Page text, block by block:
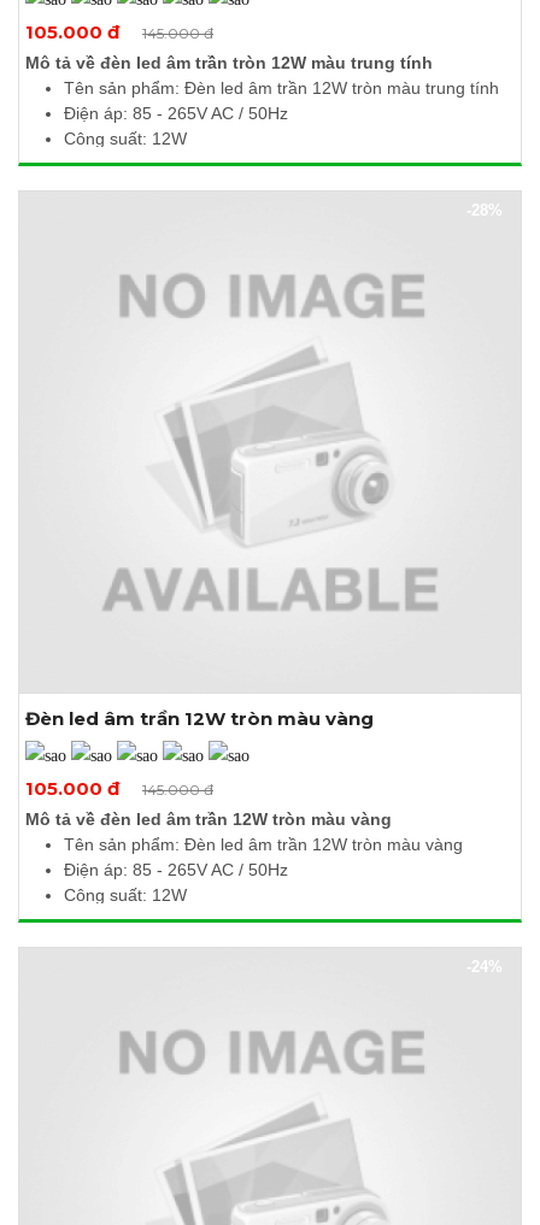
Xem thêm ảnh
105.000 đ 145.000 đ
Mô tả về đèn led âm trần tròn 12W màu trung tính
Tên sản phẩm: Đèn led âm trần 12W tròn màu trung tính
Điện áp: 85 - 265V AC / 50Hz
Công suất: 12W
Quang thông: 1200Lm
Nhiệt độ màu: 4000 - 4500K
-28%
Xem thêm ảnh
Đèn led âm trần 12W tròn màu vàng
105.000 đ 145.000 đ
Mô tả về đèn led âm trần 12W tròn màu vàng
Tên sản phẩm: Đèn led âm trần 12W tròn màu vàng
Điện áp: 85 - 265V AC / 50Hz
Công suất: 12W
Quang thông: 1140Lm
Nhiệt độ màu: 3000 - 3500K
-24%